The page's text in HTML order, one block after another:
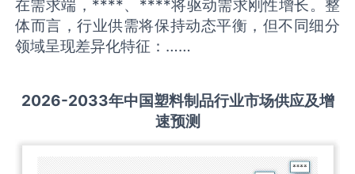
在需求端，****、****将驱动需求刚性增长。整
体而言，行业供需将保持动态平衡，但不同细分
领域呈现差异化特征：……
2026-2033年中国塑料制品行业市场供应及增
速预测